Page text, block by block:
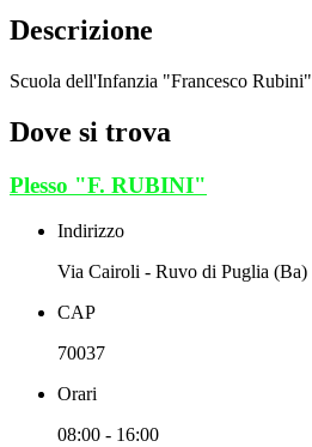
Descrizione
Scuola dell'Infanzia "Francesco Rubini"
Dove si trova
Plesso "F. RUBINI"
Indirizzo
Via Cairoli - Ruvo di Puglia (Ba)
CAP
70037
Orari
08:00 - 16:00